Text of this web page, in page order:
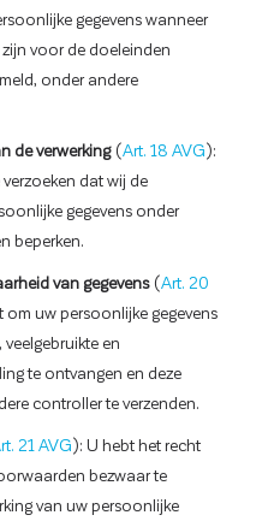
gegevens wanneer
voor de doeleinden
onder andere
de verwerking(Art. 18 AVG):
dat wij de
gegevens onder
beperken.
van gegevens(Art. 20
om uw persoonlijke gegevens
en
te ontvangen en deze
controller te verzenden.
21 AVG): U hebt het recht
bezwaar te
van uw persoonlijke